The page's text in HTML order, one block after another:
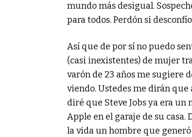
mundo más desigual.
para todos. Perdón si
Así que de por sí no puedo
(casi inexistentes) de mujer
varón de 23 años me sugiere
viendo. Ustedes me dirán que
diré que Steve Jobs ya era
Apple en el garaje de su
la vida un hombre que